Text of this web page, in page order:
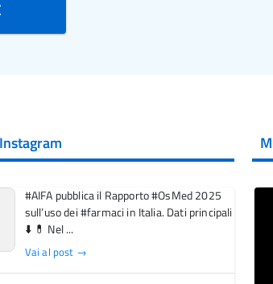
#AIFA pubblica il Rapporto #OsMed 2025
sull’uso dei #farmaci in Italia. Dati principali
⬇️ 💊 Nel ...
Vai al post →